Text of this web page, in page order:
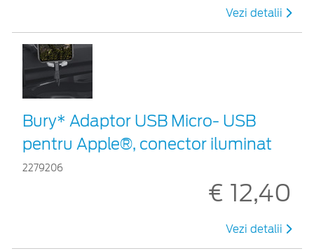
Vezi detalii
Bury* Adaptor USB Micro- USB
pentru Apple®, conector iluminat
2279206
€ 12,40
Vezi detalii